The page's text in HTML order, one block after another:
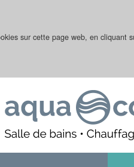
sur cette page web, en cliquant